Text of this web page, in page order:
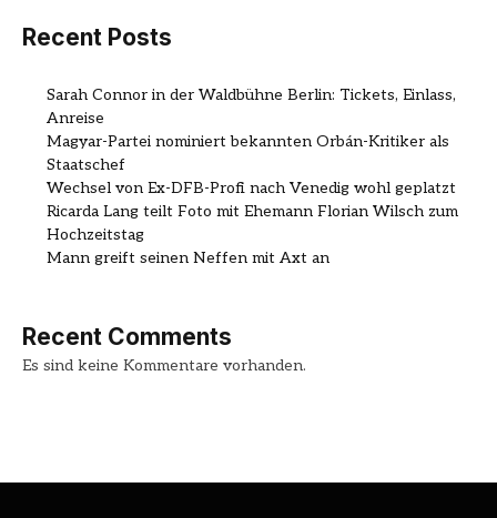
Recent Posts
Sarah Connor in der Waldbühne Berlin: Tickets, Einlass,
Anreise
Magyar-Partei nominiert bekannten Orbán-Kritiker als
Staatschef
Wechsel von Ex-DFB-Profi nach Venedig wohl geplatzt
Ricarda Lang teilt Foto mit Ehemann Florian Wilsch zum
Hochzeitstag
Mann greift seinen Neffen mit Axt an
Recent Comments
Es sind keine Kommentare vorhanden.